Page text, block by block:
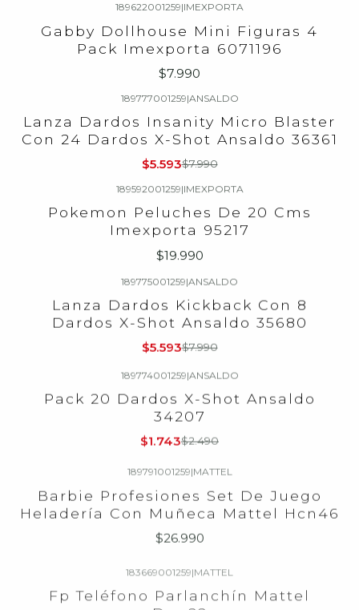
189622001259|IMEXPORTA
Gabby Dollhouse Mini Figuras 4
Pack Imexporta 6071196
$7.990
189777001259|ANSALDO
Lanza Dardos Insanity Micro Blaster
Con 24 Dardos X-Shot Ansaldo 36361
$5.593$7.990
189592001259|IMEXPORTA
Pokemon Peluches De 20 Cms
Imexporta 95217
$19.990
189775001259|ANSALDO
Lanza Dardos Kickback Con 8
Dardos X-Shot Ansaldo 35680
$5.593$7.990
189774001259 | ANSALDO
Pack 20 Dardos X-Shot Ansaldo
34207
$1.743$2.490
Heladería Con Muñeca Mattel Hcn46
Fp Teléfono Parlanchín Mattel
Dpn22